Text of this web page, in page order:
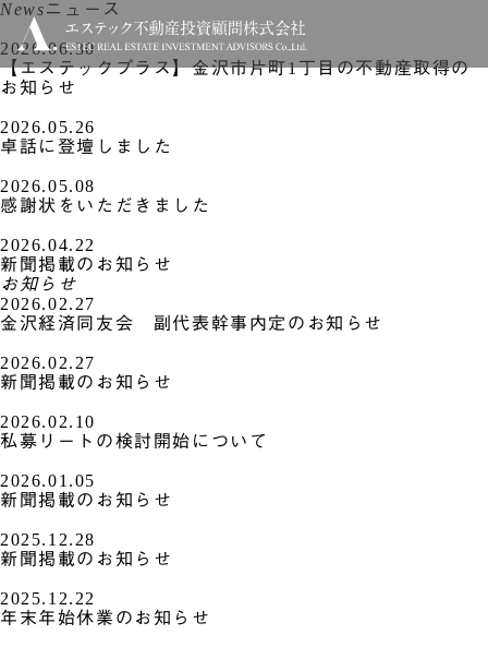
Newsニュース
2026.06.30
【エステックプラス】金沢市片町1丁目の不動産取得の
お知らせ
2026.05.26
卓話に登壇しました
2026.05.08
感謝状をいただきました
2026.04.22
新聞掲載のお知らせ
お知らせ
2026.02.27
金沢経済同友会 副代表幹事内定のお知らせ
2026.02.27
新聞掲載のお知らせ
2026.02.10
私募リートの検討開始について
2026.01.05
新聞掲載のお知らせ
2025.12.28
新聞掲載のお知らせ
2025.12.22
年末年始休業のお知らせ